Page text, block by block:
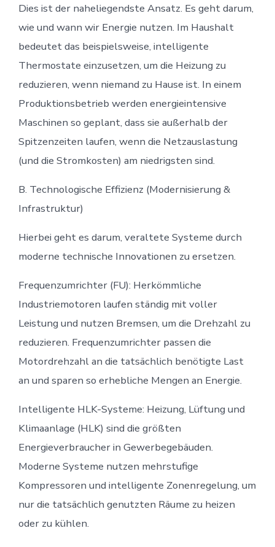
Dies ist der naheliegendste Ansatz. Es geht darum,
wie und wann wir Energie nutzen. Im Haushalt
bedeutet das beispielsweise, intelligente
Thermostate einzusetzen, um die Heizung zu
reduzieren, wenn niemand zu Hause ist. In einem
Produktionsbetrieb werden energieintensive
Maschinen so geplant, dass sie außerhalb der
Spitzenzeiten laufen, wenn die Netzauslastung
(und die Stromkosten) am niedrigsten sind.
B. Technologische Effizienz (Modernisierung &
Infrastruktur)
Hierbei geht es darum, veraltete Systeme durch
moderne technische Innovationen zu ersetzen.
Frequenzumrichter (FU): Herkömmliche
Industriemotoren laufen ständig mit voller
Leistung und nutzen Bremsen, um die Drehzahl zu
reduzieren. Frequenzumrichter passen die
Motordrehzahl an die tatsächlich benötigte Last
an und sparen so erhebliche Mengen an Energie.
Intelligente HLK-Systeme: Heizung, Lüftung und
Klimaanlage (HLK) sind die größten
Energieverbraucher in Gewerbegebäuden.
Moderne Systeme nutzen mehrstufige
Kompressoren und intelligente Zonenregelung, um
nur die tatsächlich genutzten Räume zu heizen
oder zu kühlen.